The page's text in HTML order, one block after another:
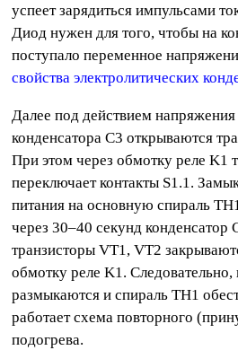
успеет зарядиться импульсами
Диод нужен для того, чтобы на
поступало переменное
свойства электролитических
Далее под действием
конденсатора C3 открываются
При этом через обмотку реле K1
переключает контакты S1.1.
питания на основную спираль
через 30–40 секунд конденсатор
транзисторы VT1, VT2
обмотку реле K1. Следовательно,
размыкаются и спираль TH1
работает схема повторного
подогрева.